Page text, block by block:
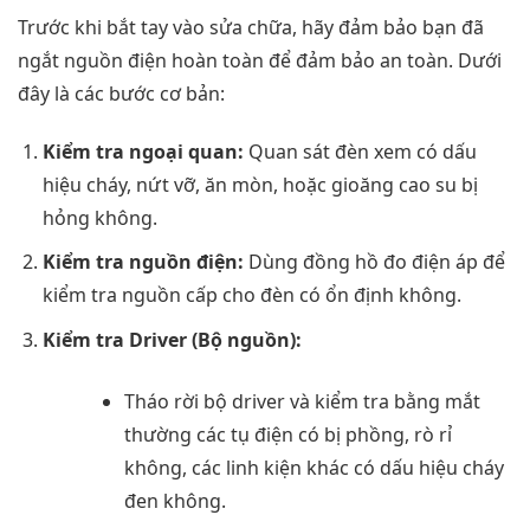
Trước khi bắt tay vào sửa chữa, hãy đảm bảo bạn đã
ngắt nguồn điện hoàn toàn để đảm bảo an toàn. Dưới
đây là các bước cơ bản:
Kiểm tra ngoại quan: Quan sát đèn xem có dấu
hiệu cháy, nứt vỡ, ăn mòn, hoặc gioăng cao su bị
hỏng không.
Kiểm tra nguồn điện: Dùng đồng hồ đo điện áp để
kiểm tra nguồn cấp cho đèn có ổn định không.
Kiểm tra Driver (Bộ nguồn):
Tháo rời bộ driver và kiểm tra bằng mắt
thường các tụ điện có bị phồng, rò rỉ
không, các linh kiện khác có dấu hiệu cháy
đen không.